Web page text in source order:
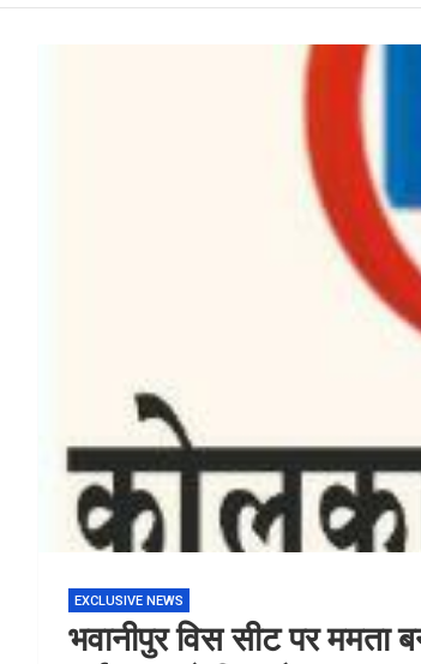
EXCLUSIVE NEWS
भवानीपुर विस सीट पर ममता